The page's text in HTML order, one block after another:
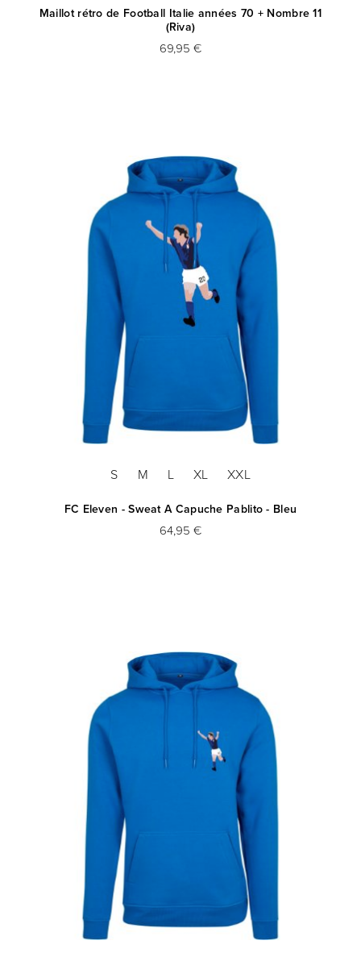
Maillot rétro de Football Italie années 70 + Nombre 11
(Riva)
69,95 €
S M L XL XXL
FC Eleven - Sweat A Capuche Pablito - Bleu
64,95 €